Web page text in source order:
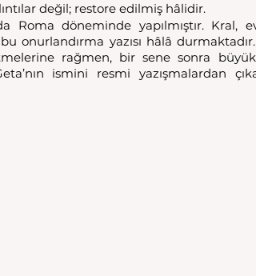
değil; restore edilmiş hâlidir.
Roma döneminde yapılmıştır.
onurlandırma yazısı hâlâ
rağmen, bir sene sonra büyük
ismini resmi yazışmalardan